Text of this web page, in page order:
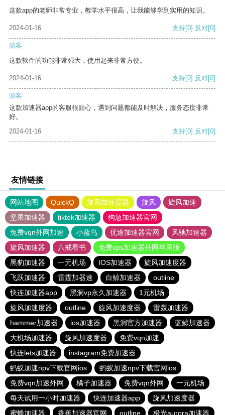
这款app的老师非常专业，教学水平很高，让我能够学到实用的知识。
2024-01-16 支持[0] 反对[0]
游客
这款软件的功能非常强大，使用起来非常方便。
2024-01-16 支持[0] 反对[0]
游客
这款加速器app的客服很贴心，遇到问题都能及时解决，服务态度非常
好。
2024-01-16
支持[0] 反对[0]
友情链接
网站地图 QuickQ 旋风加速度器 旋风
旋风加速
坚果加速器
tiktok加速器
狗急加速器官网
免费vqn外网加速
小蓝鸟 优途加速器官网
风驰加速器
旋风加速器
八戒看书
免费vps加速器外网苹果版
黑豹加速器
一元机场 IOS加速器
旋风加速度器
飞跃加速器
雷霆加器速 白鲸加速器
outline
快连加速器app
黑洞vp永久加速器
1元机场
旋风加速度器
outline 旋风加速度器
雷轰加速器
hammer加速器
ios加速器 黑洞官方加速器
蓝鲸加速器
大机场加速器
旋风加速度器
免费vqn加速
快连lets加速器
instagram免费加速器
蚂蚁加速npv下载官网ios
蚂蚁加速npv下载官网ios
免费vqn加速外网
橘子加速器 免费vqn外网
一元机场
每天试用一小时加速器
快连加速器app
旋风加速度器
蜜蜂加速器
香蕉加速器官网 outline 极光aurora加速器